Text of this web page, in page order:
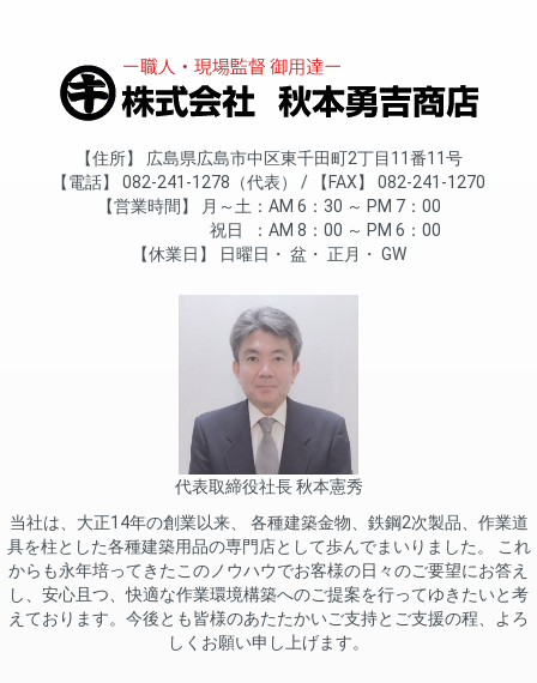
住所
広島県広島市中区東千田町2丁目11番11号
電話
082-241-1278（代表） FAX
082-241-1270
営業時間
月～土
AM 6：30 ～ PM 7：00
祝日
AM 8：00 ～ PM 6：00
休業日
日曜日 盆 正月 GW
代表取締役社長 秋本憲秀
当社は、大正14年の創業以来、 各種建築金物、鉄鋼2次製品、作業道
具を柱とした各種建築用品の専門店として歩んでまいりました。 これ
からも永年培ってきたこのノウハウでお客様の日々のご要望にお答え
し、安心且つ、快適な作業環境構築へのご提案を行ってゆきたいと考
えております。今後とも皆様のあたたかいご支持とご支援の程、よろ
しくお願い申し上げます。